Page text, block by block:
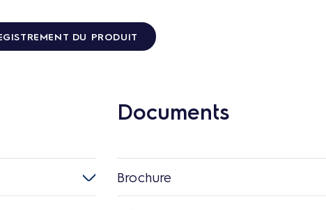
DU PRODUIT
Documents
Brochure